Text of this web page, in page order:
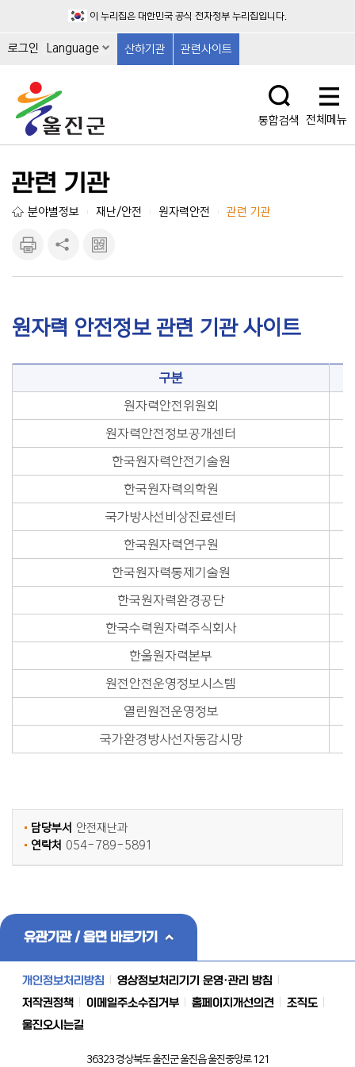
이 누리집은 대한민국 공식 전자정부 누리집입니다.
로그인 Language 산하기관 관련사이트
통합검색 전체메뉴
관련 기관
분야별정보 재난/안전 원자력안전 관련 기관
기
기
크 보
원자력 안전정보 관련 기관 사이트
구분
원자력안전위원회
원자력안전정보공개센터
한국원자력안전기술원
한국원자력의학원
국가방사선비상진료센터
한국원자력연구원
한국원자력통제기술원
한국원자력환경공단
한국수력원자력주식회사
한울원자력본부
원전안전운영정보시스템
열린원전운영정보
국가환경방사선자동감시망
담당부서 안전재난과
연락처 054-789-5891
유관기관 / 읍면 바로가기
개인정보처리방침
영상정보처리기기 운영·관리 방침
저작권정책
이메일주소수집거부 홈페이지개선의견
조직도
울진오시는길
36323 경상북도 울진군 울진읍 울진중앙로 121